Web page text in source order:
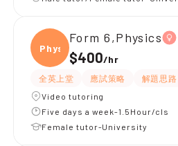
Physi
Form 6,Physics
$400/hr
全英上堂 應試策略 解題思路
Video tutoring
Five days a week-1.5Hour/cls
Female tutor-University